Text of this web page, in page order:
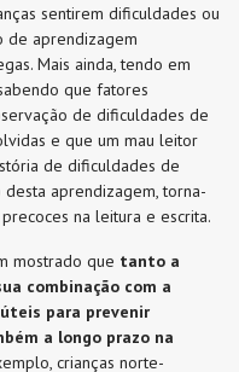
sentirem dificuldades ou
de aprendizagem
Mais ainda, tendo em
que fatores
de dificuldades de
e que um mau leitor
de dificuldades de
aprendizagem, torna-
na leitura e escrita.
mostrado que tanto a
combinação com a
para prevenir
a longo prazo na
crianças norte-